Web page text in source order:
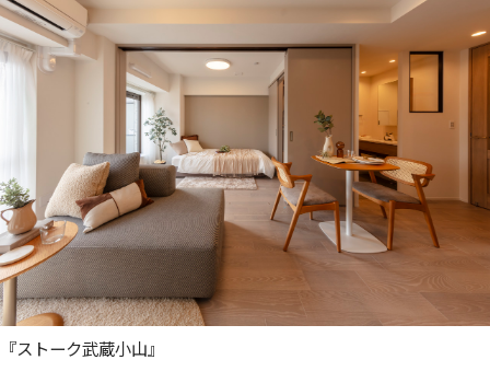
『ストーク武蔵小山』